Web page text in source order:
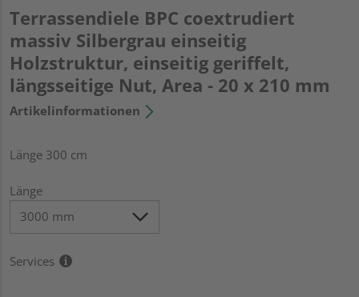
Terrassendiele BPC coextrudiert
massiv Silbergrau einseitig
Holzstruktur, einseitig geriffelt,
längsseitige Nut, Area - 20 x 210 mm
Artikelinformationen
Länge 300 cm
Länge
Services